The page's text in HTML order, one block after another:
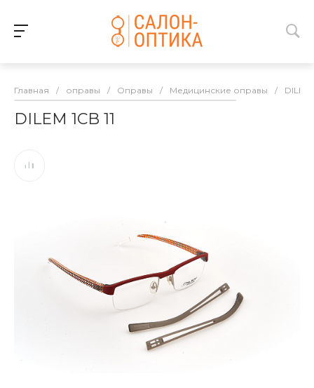
Главная / оправы / Оправы / Медицинские оправы / DILEM
DILEM 1CB 11